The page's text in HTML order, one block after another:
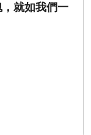
就如我們一